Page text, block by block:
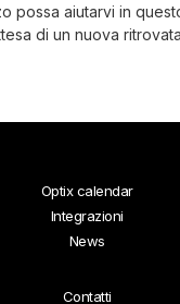
possa aiutarvi in
di un nuova
Optix calendar
Integrazioni
News
Contatti